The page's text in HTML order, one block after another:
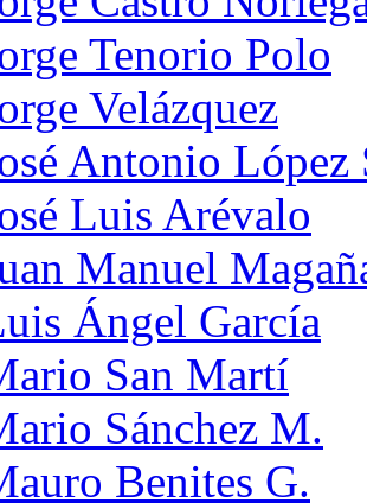
Tenorio Polo
Velázquez
Antonio López
Luis Arévalo
Manuel
Ángel García
San Martí
Sánchez M.
Benites G.